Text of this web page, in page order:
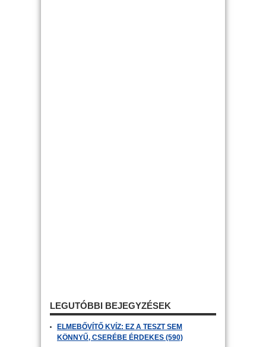
LEGUTÓBBI BEJEGYZÉSEK
ELMEBŐVÍTŐ KVÍZ: EZ A TESZT SEM
KÖNNYŰ, CSERÉBE ÉRDEKES (590)